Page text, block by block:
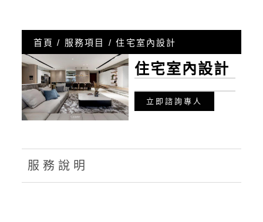
首頁 / 服務項目 / 住宅室內設計
住宅室內設計
立即諮詢專人
服務說明